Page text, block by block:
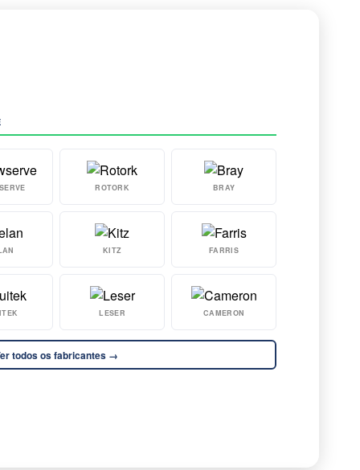
ROTORK BRAY
KITZ FARRIS
LESER CAMERON
todos os fabricantes →